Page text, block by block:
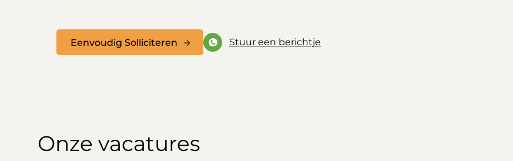
Eenvoudig Solliciteren Stuur een berichtje
Onze vacatures